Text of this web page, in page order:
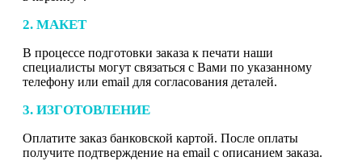
2. МАКЕТ
В процессе подготовки заказа к печати наши
специалисты могут связаться с Вами по указанному
телефону или email для согласования деталей.
3. ИЗГОТОВЛЕНИЕ
Оплатите заказ банковской картой. После оплаты
получите подтверждение на email с описанием заказа.